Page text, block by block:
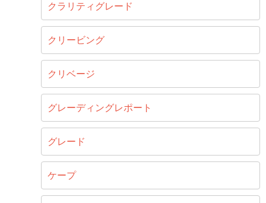
クラリティグレード
クリービング
クリベージ
グレーディングレポート
グレード
ケープ